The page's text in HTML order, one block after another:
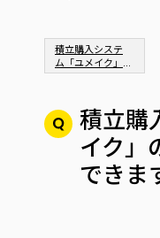
積立購入システ
ム「ユメイク」
について
積立購
イク」
できま